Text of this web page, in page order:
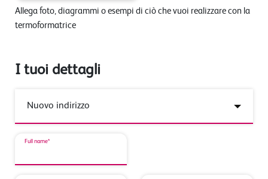
Allega foto, diagrammi o esempi di ciò che vuoi realizzare con la
termoformatrice
I tuoi dettagli
Full name*